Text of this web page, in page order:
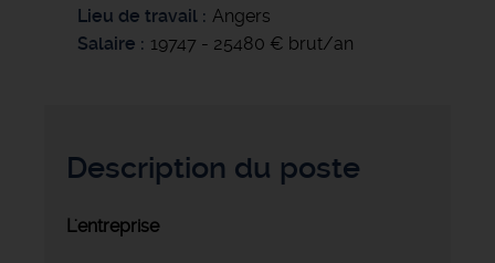
Lieu de travail
Angers
Salaire
19747 - 25480 € brut/an
Description du poste
L'entreprise